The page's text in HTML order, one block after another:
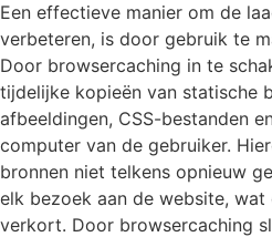
Een effectieve manier om de
verbeteren, is door gebruik te
Door browsercaching in te
tijdelijke kopieën van statische
afbeeldingen, CSS-bestanden
computer van de gebruiker.
bronnen niet telkens opnieuw
elk bezoek aan de website,
verkort. Door browsercaching